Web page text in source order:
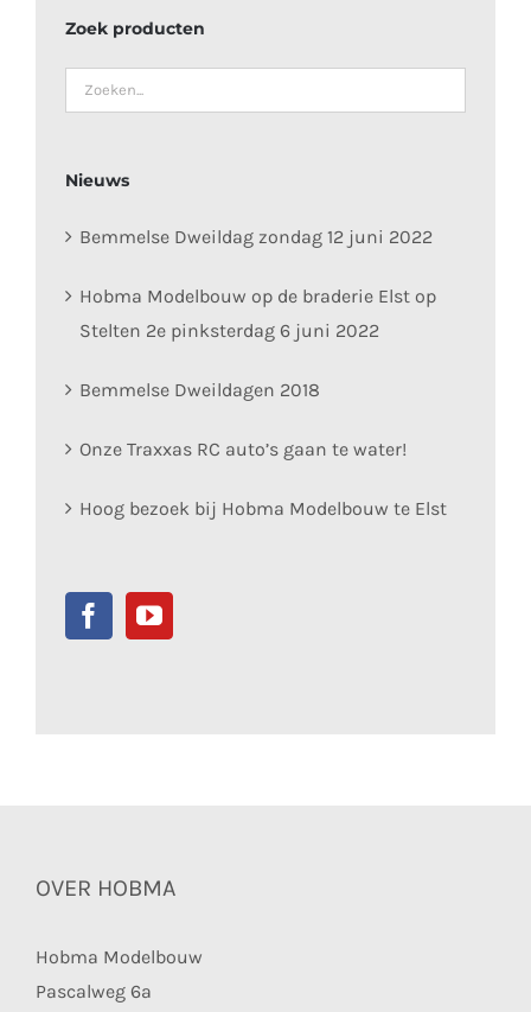
Zoek producten
Nieuws
Bemmelse Dweildag zondag 12 juni 2022
Hobma Modelbouw op de braderie Elst op
Stelten 2e pinksterdag 6 juni 2022
Bemmelse Dweildagen 2018
Onze Traxxas RC auto’s gaan te water!
Hoog bezoek bij Hobma Modelbouw te Elst
OVER HOBMA
Hobma Modelbouw
Pascalweg 6a